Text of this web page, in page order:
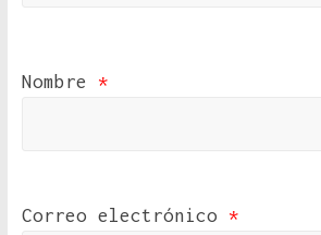
Nombre *
Correo electrónico *